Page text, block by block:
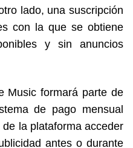
lado, una suscripción
con la que se obtiene
y sin anuncios
Music formará parte de
de pago mensual
la plataforma acceder
antes o durante